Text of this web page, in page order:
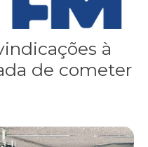
à
de cometer
para as eleições 2026